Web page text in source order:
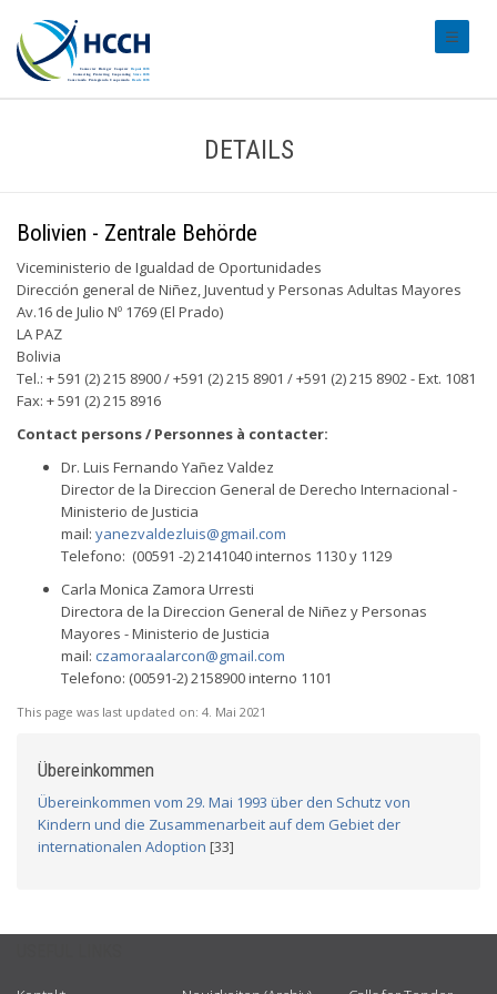
DETAILS
Bolivien - Zentrale Behörde
Viceministerio de Igualdad de Oportunidades
Dirección general de Niñez, Juventud y Personas Adultas Mayores
Av.16 de Julio Nº 1769 (El Prado)
LA PAZ
Bolivia
Tel.: + 591 (2) 215 8900 / +591 (2) 215 8901 / +591 (2) 215 8902 - Ext. 1081
Fax: + 591 (2) 215 8916
Contact persons / Personnes à contacter:
Dr. Luis Fernando Yañez Valdez
Director de la Direccion General de Derecho Internacional -
Ministerio de Justicia
mail: yanezvaldezluis@gmail.com
Telefono: (00591 -2) 2141040 internos 1130 y 1129
Carla Monica Zamora Urresti
Directora de la Direccion General de Niñez y Personas
Mayores - Ministerio de Justicia
mail: czamoraalarcon@gmail.com
Telefono: (00591-2) 2158900 interno 1101
This page was last updated on: 4. Mai 2021
Übereinkommen
Übereinkommen vom 29. Mai 1993 über den Schutz von
Kindern und die Zusammenarbeit auf dem Gebiet der
internationalen Adoption [33]